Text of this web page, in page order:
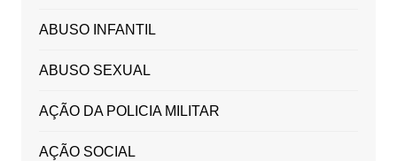
ABUSO INFANTIL
ABUSO SEXUAL
AÇÃO DA POLICIA MILITAR
AÇÃO SOCIAL